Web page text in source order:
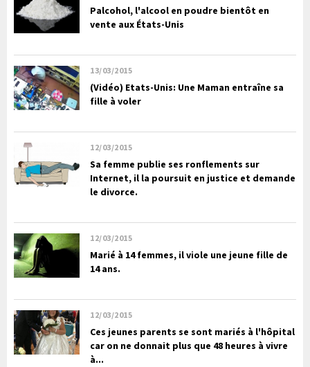
Palcohol, l'alcool en poudre bientôt en
vente aux États-Unis
13/03/2015
(Vidéo) Etats-Unis: Une Maman entraîne sa
fille à voler
12/03/2015
Sa femme publie ses ronflements sur
Internet, il la poursuit en justice et demande
le divorce.
12/03/2015
Marié à 14 femmes, il viole une jeune fille de
14 ans.
12/03/2015
Ces jeunes parents se sont mariés à l'hôpital
car on ne donnait plus que 48 heures à vivre
à...